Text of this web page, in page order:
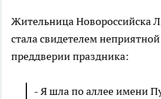
Жительница Новороссийска
стала свидетелем
преддверии праздника:
- Я шла по аллее имени